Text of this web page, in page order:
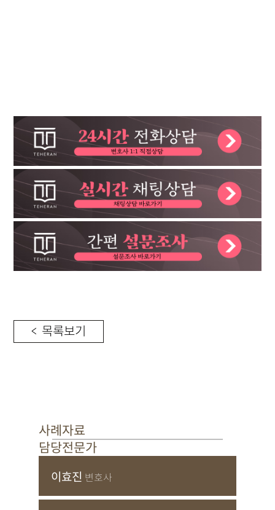
< 목록보기
사례자료
담당전문가
이효진 변호사